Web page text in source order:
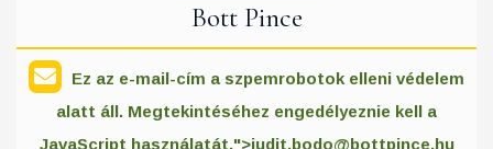
Bott Pince
Ez az e-mail-cím a szpemrobotok elleni védelem
alatt áll. Megtekintéséhez engedélyeznie kell a
JavaScript használatát.">judit.bodo@bottpince.hu